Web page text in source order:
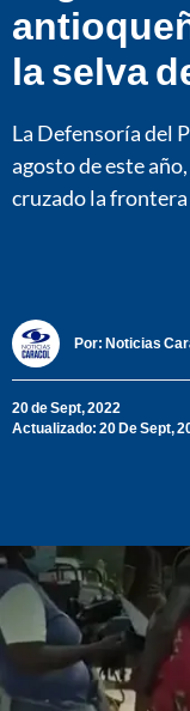
la selva
La Defensoría del
agosto de este
cruzado la frontera
Por: Noticias
20 de Sept, 2022
Actualizado: 20 De Sept,